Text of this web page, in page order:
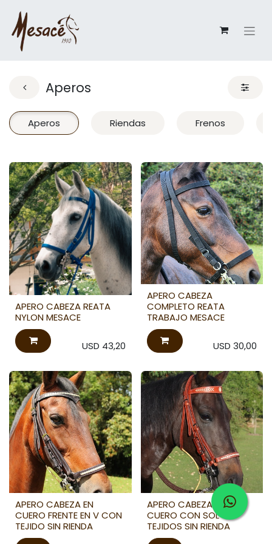
Aperos
Aperos Riendas Frenos
APERO CABEZA REATA
NYLON MESACE
USD 43,20
APERO CABEZA
COMPLETO REATA
TRABAJO MESACE
USD 30,00
APERO CABEZA EN
CUERO FRENTE EN V CON
TEJIDO SIN RIENDA
APERO CABEZA EN
CUERO CON SOL Y
TEJIDOS SIN RIENDA